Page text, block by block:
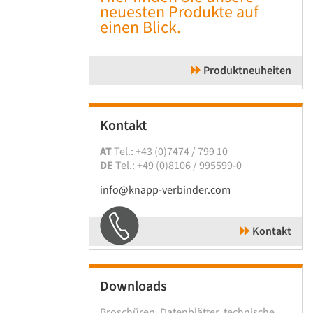
neuesten Produkte auf
einen Blick.
Produktneuheiten
Kontakt
ATTel.: +43 (0)7474 / 799 10
DETel.: +49 (0)8106 / 995599-0
info@knapp-verbinder.com
Kontakt
Downloads